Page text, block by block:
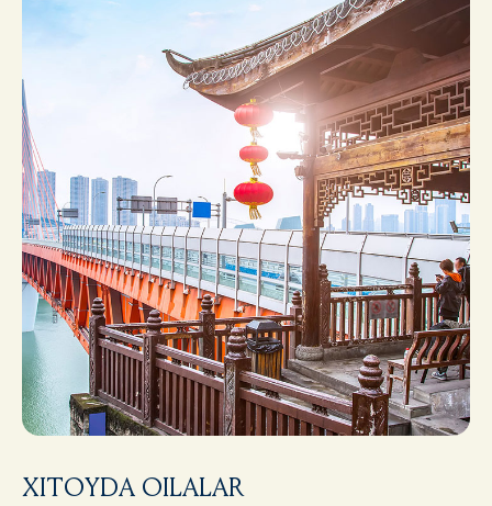
XITOYDA OILALAR